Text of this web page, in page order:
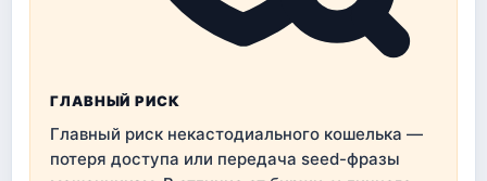
ГЛАВНЫЙ РИСК
Главный риск некастодиального кошелька —
потеря доступа или передача seed-фразы